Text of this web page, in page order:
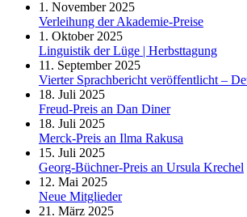
1. November 2025
Verleihung der Akademie-Preise
1. Oktober 2025
Linguistik der Lüge | Herbsttagung
11. September 2025
Vierter Sprachbericht veröffentlicht –
18. Juli 2025
Freud-Preis an Dan Diner
18. Juli 2025
Merck-Preis an Ilma Rakusa
15. Juli 2025
Georg-Büchner-Preis an Ursula Krechel
12. Mai 2025
Neue Mitglieder
21. März 2025